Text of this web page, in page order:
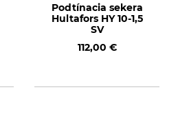
Podtínacia sekera
Hultafors HY 10-1,5
SV
112,00 €